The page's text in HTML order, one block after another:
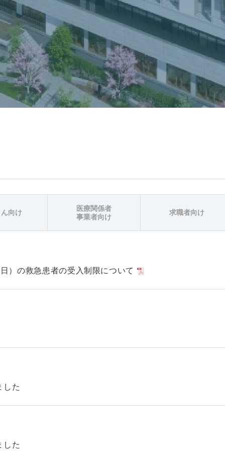
向け
医療関係者
事業者向け
求職者向け
）の救急患者の受入制限について
した
した